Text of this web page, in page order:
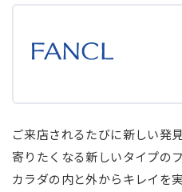
ご来店されるたびに新しい発
寄りたくなる新しいタイプの
カラダの内と外からキレイを